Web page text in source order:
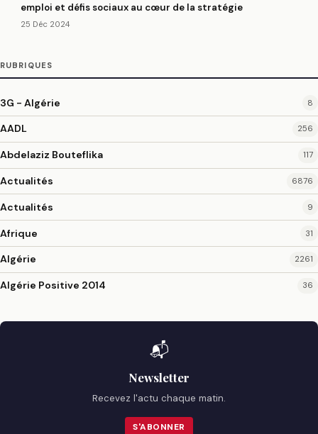
emploi et défis sociaux au cœur de la stratégie
25 Déc 2024
RUBRIQUES
3G - Algérie 8
AADL 256
Abdelaziz Bouteflika 117
Actualités 6876
Actualités 9
Afrique 31
Algérie 2261
Algérie Positive 2014 36
📬
Newsletter
Recevez l'actu chaque matin.
S'ABONNER